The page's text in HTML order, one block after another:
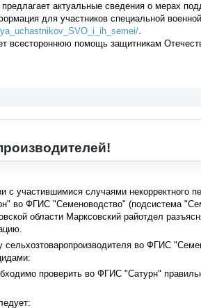
актуальные сведения о мерах
для участников специальной
.
всестороннюю помощь защитникам
с участившимися случаями некорректного
" во ФГИС "Семеноводство" (подсистема "
области Марксовский райотдел
сельхозтоваропроизводителя во ФГИС "
проверить во ФГИС "Сатурн"